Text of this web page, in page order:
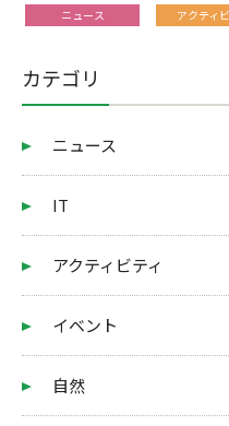
ニュース アクティ
カテゴリ
ニュース
IT
アクティビティ
イベント
自然